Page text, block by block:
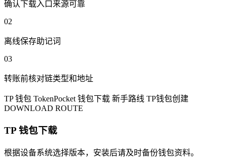
确认下载入口来源可靠
02
离线保存助记词
03
转账前核对链类型和地址
TP 钱包 TokenPocket 钱包下载 新手路线 TP钱包创建
DOWNLOAD ROUTE
TP 钱包下载
根据设备系统选择版本，安装后请及时备份钱包资料。